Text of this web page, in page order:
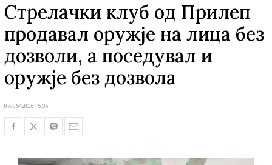
Стрелачки клуб од Прилеп
продавал оружје на лица без
дозволи, а поседувал и
оружје без дозвола
07/05/2026 15:35